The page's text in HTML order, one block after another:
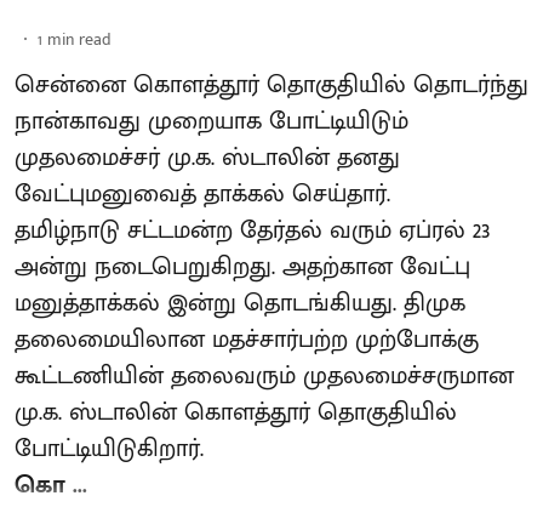
1 min read
சென்னை கொளத்தூர் தொகுதியில் தொடர்ந்து
நான்காவது முறையாக போட்டியிடும்
முதலமைச்சர் மு.க. ஸ்டாலின் தனது
வேட்புமனுவைத் தாக்கல் செய்தார்.
தமிழ்நாடு சட்டமன்ற தேர்தல் வரும் ஏப்ரல் 23
அன்று நடைபெறுகிறது. அதற்கான வேட்பு
மனுத்தாக்கல் இன்று தொடங்கியது. திமுக
தலைமையிலான மதச்சார்பற்ற முற்போக்கு
கூட்டணியின் தலைவரும் முதலமைச்சருமான
மு.க. ஸ்டாலின் கொளத்தூர் தொகுதியில்
போட்டியிடுகிறார்.
கொ ...